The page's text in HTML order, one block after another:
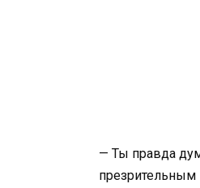
— Ты правда
презрительным